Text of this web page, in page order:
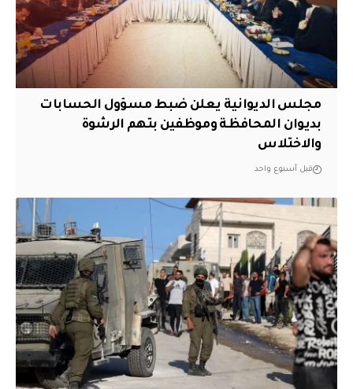
مجلس الديوانية يعلن ضبط مسؤول الحسابات
بديوان المحافظة وموظفين بتهم الرشوة
والاختلاس
قبل أسبوع واحد